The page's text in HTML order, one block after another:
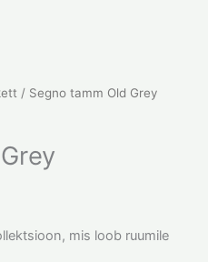
/ Segno tamm Old Grey
mis loob ruumile